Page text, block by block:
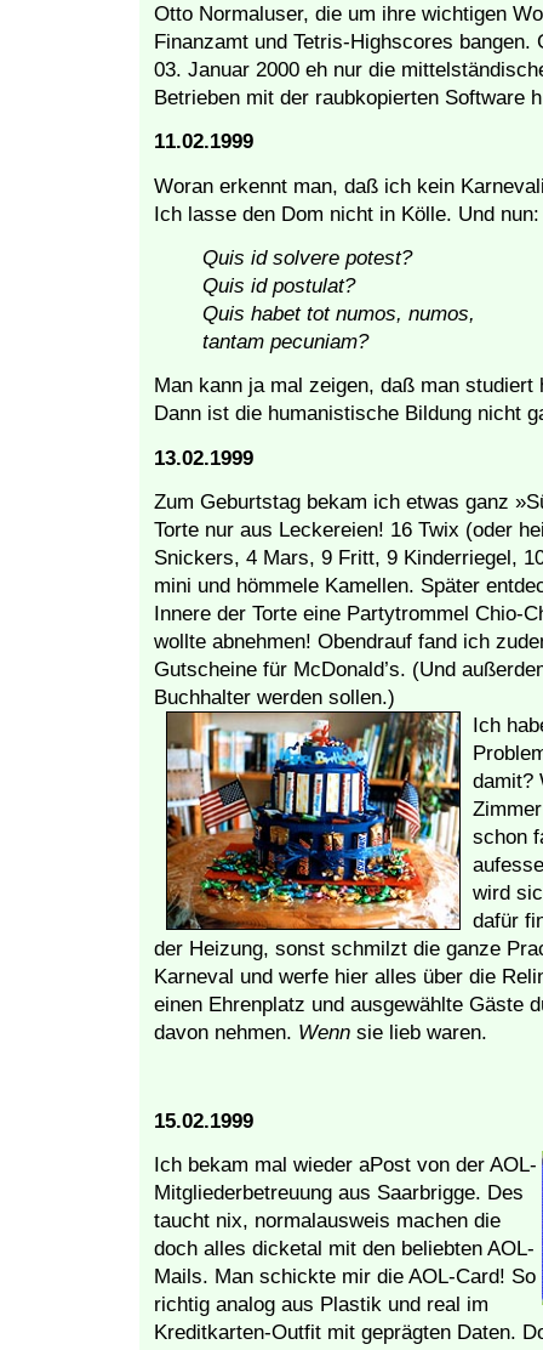
Otto Normaluser, die um ihre wichtigen
Finanzamt und Tetris-Highscores bangen.
03. Januar 2000 eh nur die
Betrieben mit der raubkopierten Software
11.02.1999
Woran erkennt man, daß ich kein
Ich lasse den Dom nicht in Kölle. Und
Quis id solvere potest?
Quis id postulat?
Quis habet tot numos, numos,
tantam pecuniam?
Man kann ja mal zeigen, daß man
Dann ist die humanistische Bildung nicht
13.02.1999
Zum Geburtstag bekam ich etwas ganz
Torte nur aus Leckereien! 16 Twix (oder
Snickers, 4 Mars, 9 Fritt, 9 Kinderriegel,
mini und hömmele Kamellen. Später
Innere der Torte eine Partytrommel Chio-
wollte abnehmen! Obendrauf fand ich
Gutscheine für McDonald’s. (Und
Buchhalter werden sollen.)
Ich
damit?
schon
wird
dafür
der Heizung, sonst schmilzt die ganze
Karneval und werfe hier alles über die
einen Ehrenplatz und ausgewählte Gäste
davon nehmen. Wennsie lieb waren.
15.02.1999
Ich bekam mal wieder aPost von der AOL-
Mitgliederbetreuung aus Saarbrigge. Des
taucht nix, normalausweis machen die
doch alles dicketal mit den beliebten AOL-
Mails. Man schickte mir die AOL-Card! So
richtig analog aus Plastik und real im
Kreditkarten-Outfit mit geprägten Daten.